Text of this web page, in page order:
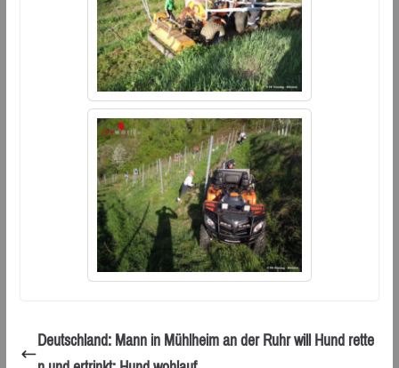
Deutschland: Mann in Mühlheim an der Ruhr will Hund rette